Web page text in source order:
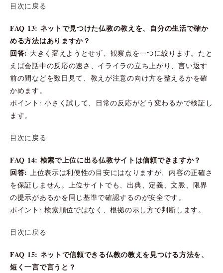
目次に戻る
FAQ 13: ネットで見つけた仏教の教えを、自分の生活で確か
める方法はありますか？
回答: 大きく変えようとせず、観察点を一つに絞ります。たと
えば会話中の反応の速さ、イライラの立ち上がり、言い返す
前の間などを数日見て、教えが注意の向け方を整えるかを確
かめます。
ポイント: 小さく試して、日常の反応がどう変わるかで検証し
ます。
目次に戻る
FAQ 14: 検索で上位に出る仏教サイトは信頼できますか？
回答:
上位表示は利便性の目安にはなりますが、内容の正確さ
を保証しません。上位サイトでも、出典、定義、文脈、限界
の提示があるかを同じ基準で確認するのが安全です。
ポイント: 検索順位ではなく、根拠の示し方で判断します。
目次に戻る
FAQ 15: ネットで信頼できる仏教の教えを見つける方法を、
短く一言で言うと？